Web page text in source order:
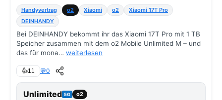
Handyvertrag o2 Xiaomi o2
Xiaomi 17T Pro
DEINHANDY
Bei DEINHANDY bekommt ihr das Xiaomi 17T Pro mit 1 TB
Speicher zusammen mit dem o2 Mobile Unlimited M – und
das für mona… weiterlesen
👍11 💬0
Unlimited 5G
o2